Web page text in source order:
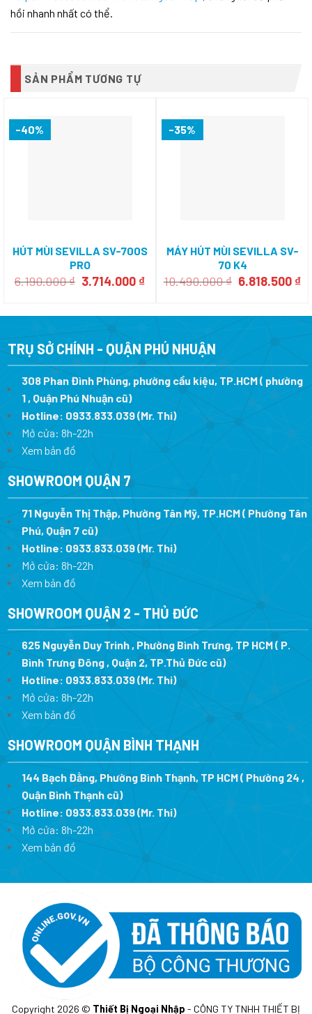
hồi nhanh nhất có thể.
SẢN PHẨM TƯƠNG TỰ
-40%
HÚT MÙI SEVILLA SV-700S
PRO
6.190.000₫ Giá
6.190.000 ₫.
3.714.000 ₫Giá
là:
-35%
MÁY HÚT MÙI SEVILLA SV-
70 K4
10.490.000₫ Giá
10.490.000 ₫.
6.818.500 ₫
TRỤ SỞ CHÍNH - QUẬN PHÚ NHUẬN
308 Phan Đình Phùng, phường cầu kiệu, TP.HCM ( phường
1 , Quận Phú Nhuận cũ)
Hotline: 0933.833.039(Mr. Thi)
Mở cửa: 8h-22h
Xem bản đồ
SHOWROOM QUẬN 7
71 Nguyễn Thị Thập, Phường Tân Mỹ, TP.HCM ( Phường Tân
Phú, Quận 7 cũ)
Hotline: 0933.833.039(Mr. Thi)
Mở cửa: 8h-22h
Xem bản đồ
SHOWROOM QUẬN 2 - THỦ ĐỨC
625 Nguyễn Duy Trinh , Phường Bình Trưng, TP HCM ( P.
Bình Trưng Đông , Quận 2, TP.Thủ Đức cũ)
Hotline: 0933.833.039(Mr. Thi)
Mở cửa: 8h-22h
Xem bản đồ
SHOWROOM QUẬN BÌNH THẠNH
144 Bạch Đằng, Phường Bình Thạnh, TP HCM ( Phường 24 ,
Quận Bình Thạnh cũ)
Hotline: 0933.833.039(Mr. Thi)
Mở cửa: 8h-22h
Xem bản đồ
Copyright 2026 © Thiết Bị Ngoại Nhập - CÔNG TY TNHH THIẾT BỊ